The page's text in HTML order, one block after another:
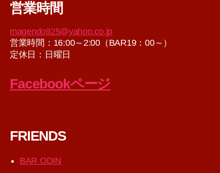
イ
営業時間
magendo925@yahoo.co.jp
営業時間：16:00～2:00（BAR19：00～）
定休日：日曜日
Facebookページ
FRIENDS
BAR ODIN